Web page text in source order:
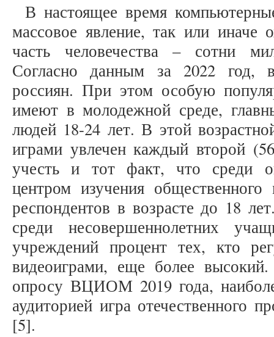
В настоящее время
массовое явление, так или иначе
часть человечества – сотни
Согласно данным за 2022 год,
россиян. При этом особую
имеют в молодежной среде,
людей 18-24 лет. В этой
играми увлечен каждый второй
учесть и тот факт, что среди
центром изучения
респондентов в возрасте до 18
среди несовершеннолетних
учреждений процент тех, кто
видеоиграми, еще более
опросу ВЦИОМ 2019 года,
аудиторией игра отечественного
[5].